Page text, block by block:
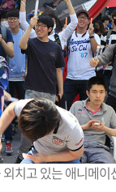
치고 있는 애니메이